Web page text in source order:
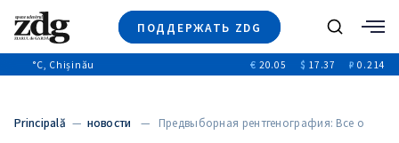
ПОДДЕРЖАТЬ ZDG
Новости
Расследования
Поиск
°C, Chișinău € 20.05 $ 17.37 ₽ 0.214
Principală — новости — Предвыборная рентгенография: Все о